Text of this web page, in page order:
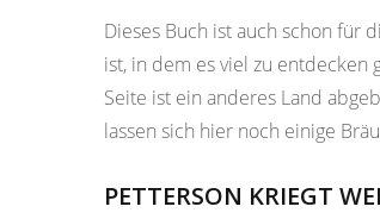
Dieses Buch ist auch schon für
ist, in dem es viel zu
Seite ist ein anderes Land
lassen sich hier noch einige
PETTERSON KRIEGT